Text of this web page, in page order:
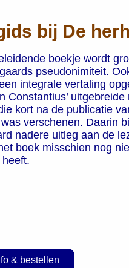
bij De
boekje wordt
pseudonimiteit.
integrale vertaling
Constantius’
kort na de publicatie
verschenen. Daarin
nadere uitleg aan de
boek misschien nog
& bestellen